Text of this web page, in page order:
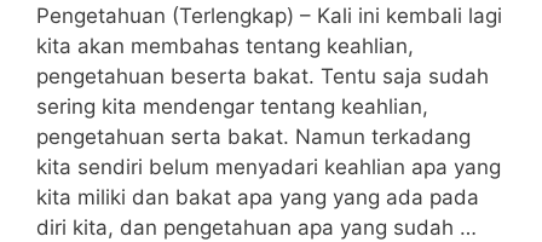
Pengetahuan (Terlengkap) – Kali ini kembali lagi
kita akan membahas tentang keahlian,
pengetahuan beserta bakat. Tentu saja sudah
sering kita mendengar tentang keahlian,
pengetahuan serta bakat. Namun terkadang
kita sendiri belum menyadari keahlian apa yang
kita miliki dan bakat apa yang yang ada pada
diri kita, dan pengetahuan apa yang sudah …